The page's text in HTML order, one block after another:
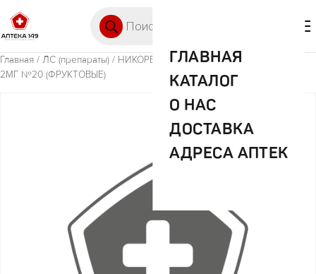
ГЛАВНАЯ
КАТАЛОГ
О НАС
ДОСТАВКА
АДРЕСА АПТЕК
Главная / ЛС (препараты) / НИКОРЕТТЕ ТАБ. Д/РАССАС. П/О ПЛЕН.
2МГ №20 (ФРУКТОВЫЕ)